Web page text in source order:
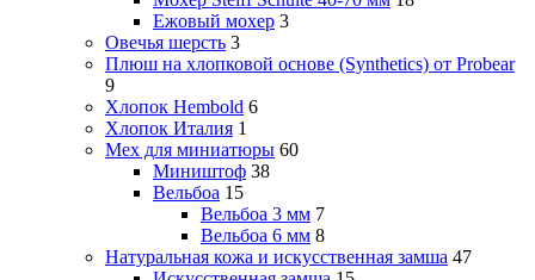
Ежовый мохер 3
Овечья шерсть 3
Плюш на хлопковой основе (Synthetics) от Probear
9
Хлопок Hembold 6
Хлопок Италия 1
Мех для миниатюры 60
Миништоф 38
Вельбоа 15
Вельбоа 3 мм 7
Вельбоа 6 мм 8
Натуральная кожа и искусственная замша 47